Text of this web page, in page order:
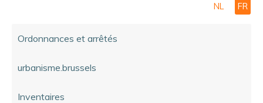
NL FR
Ordonnances et arrêtés
urbanisme.brussels
Inventaires